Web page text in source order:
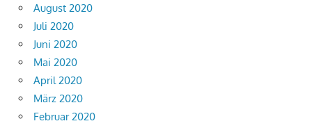
August 2020
Juli 2020
Juni 2020
Mai 2020
April 2020
März 2020
Februar 2020